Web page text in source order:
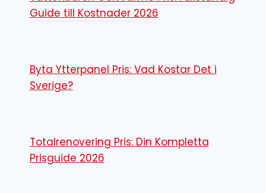
Guide till Kostnader 2026
Byta Ytterpanel Pris: Vad Kostar Det i
Sverige?
Totalrenovering Pris: Din Kompletta
Prisguide 2026